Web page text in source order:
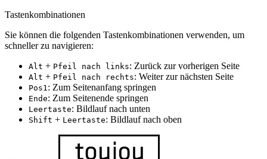
Tastenkombinationen
Sie können die folgenden Tastenkombinationen verwenden, um
schneller zu navigieren:
Alt + Pfeil nach links: Zurück zur vorherigen Seite
Alt + Pfeil nach rechts: Weiter zur nächsten Seite
Pos1: Zum Seitenanfang springen
Ende: Zum Seitenende springen
Leertaste: Bildlauf nach unten
Shift + Leertaste: Bildlauf nach oben